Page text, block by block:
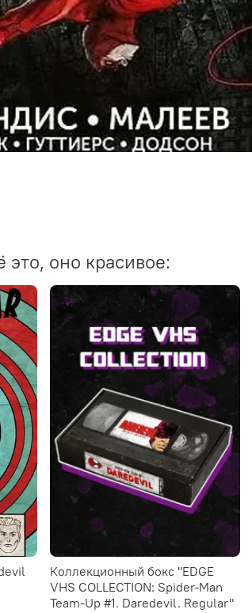
оно красивое:
Коллекционный бокс "EDGE
VHS COLLECTION: Spider-Man
Team-Up #1. Daredevil. Regular"